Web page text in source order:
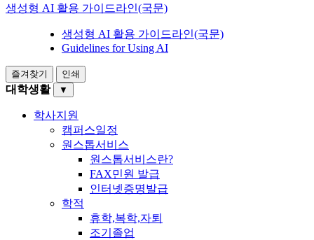
생성형 AI 활용 가이드라인(국문)
생성형 AI 활용 가이드라인(국문)
Guidelines for Using AI
즐겨찾기 인쇄
대학생활 ▼
학사지원
캠퍼스일정
원스톱서비스
원스톱서비스란?
FAX민원 발급
인터넷증명발급
학적
휴학,복학,자퇴
조기졸업